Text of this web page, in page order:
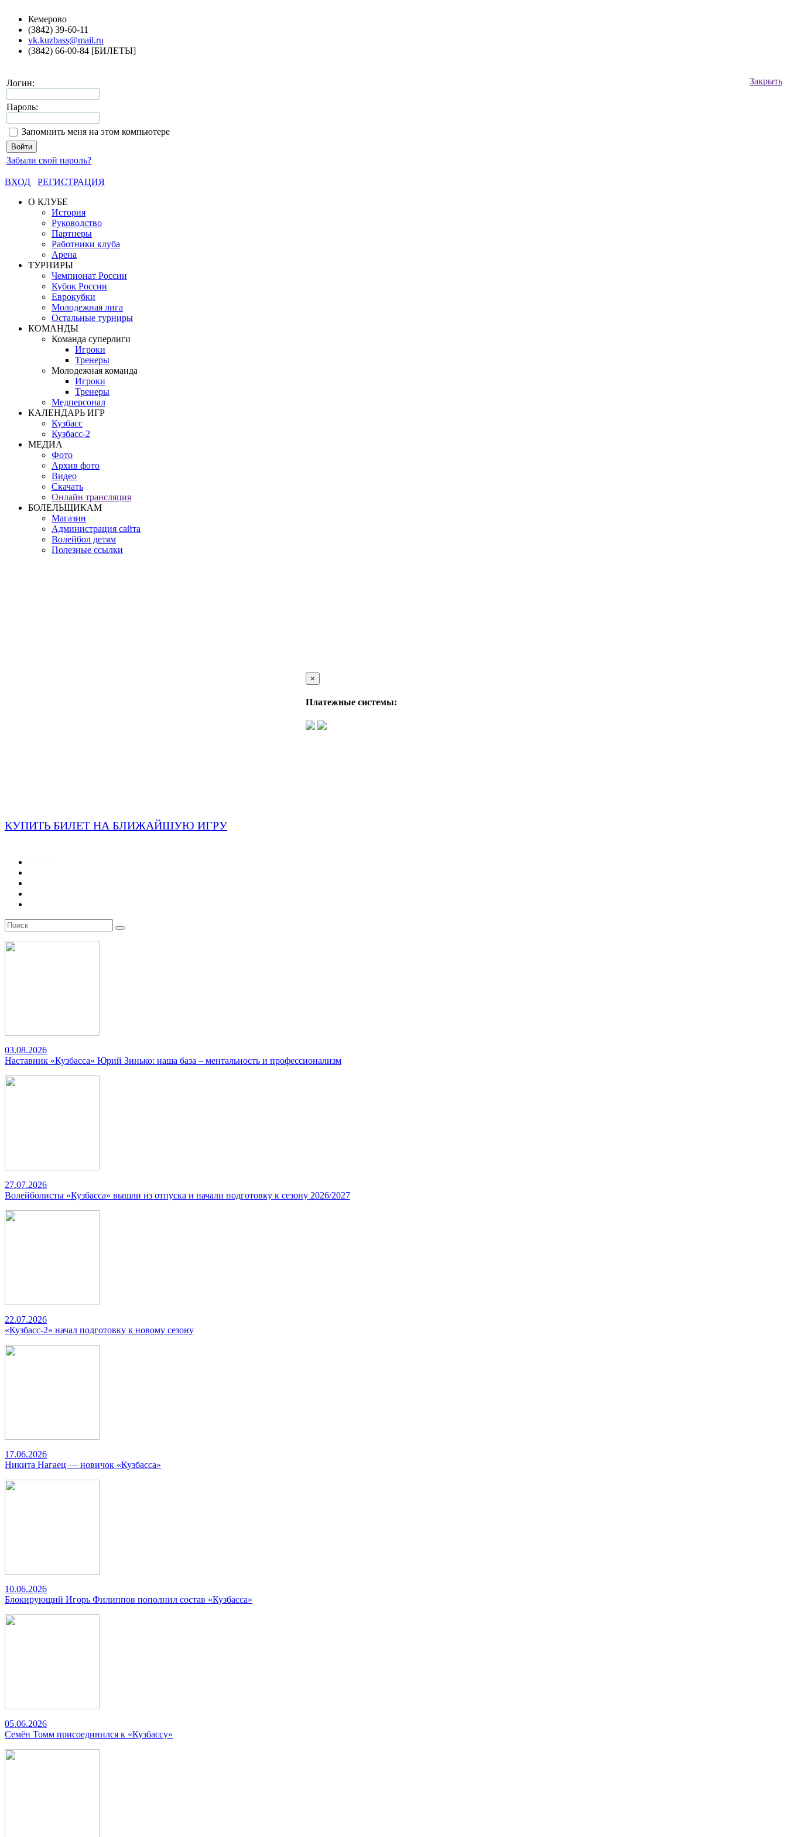
Кемерово
(3842) 39-60-11
vk.kuzbass@mail.ru
(3842) 66-00-84 [БИЛЕТЫ]
Закрыть
Логин:
Пароль:
Запомнить меня на этом компьютере
Забыли свой пароль?
ВХОД
РЕГИСТРАЦИЯ
О КЛУБЕ
История
Руководство
Партнеры
Работники клуба
Арена
ТУРНИРЫ
Чемпионат России
Кубок России
Еврокубки
Молодежная лига
Остальные турниры
КОМАНДЫ
Команда суперлиги
Игроки
Тренеры
Молодежная команда
Игроки
Тренеры
Медперсонал
КАЛЕНДАРЬ ИГР
Кузбасс
Кузбасс-2
МЕДИА
Фото
Архив фото
Видео
Скачать
Онлайн трансляция
БОЛЕЛЬЩИКАМ
Магазин
Администрация сайта
Волейбол детям
Полезные ссылки
×
Платежные системы:
КУПИТЬ БИЛЕТ НА БЛИЖАЙШУЮ ИГРУ
03.08.2026
Наставник «Кузбасса» Юрий Зинько: наша база – ментальность и профессионализм
27.07.2026
Волейболисты «Кузбасса» вышли из отпуска и начали подготовку к сезону 2026/2027
22.07.2026
«Кузбасс-2» начал подготовку к новому сезону
17.06.2026
Никита Нагаец — новичок «Кузбасса»
10.06.2026
Блокирующий Игорь Филиппов пополнил состав «Кузбасса»
05.06.2026
Семён Томм присоединился к «Кузбассу»